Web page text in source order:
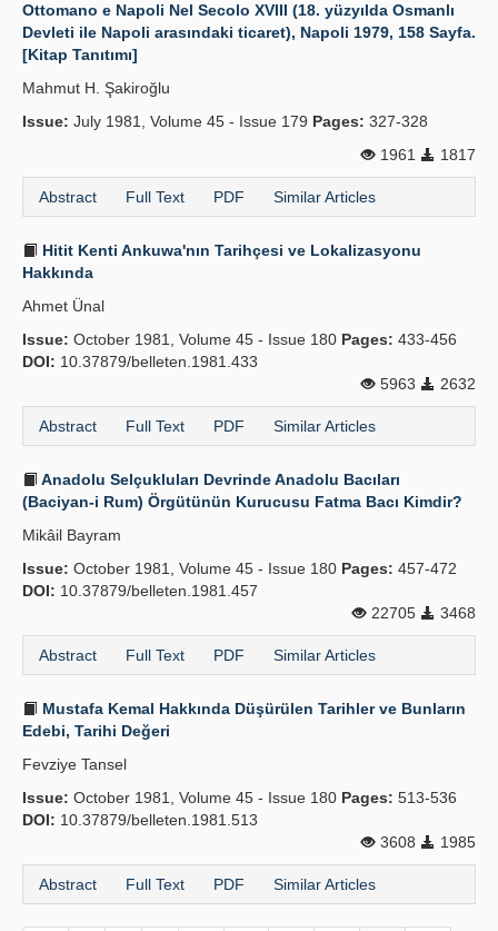
Ottomano e Napoli Nel Secolo XVIII (18. yüzyılda Osmanlı
Devleti ile Napoli arasındaki ticaret), Napoli 1979, 158 Sayfa.
[Kitap Tanıtımı]
Mahmut H. Şakiroğlu
Issue: July 1981, Volume 45 - Issue 179 Pages: 327-328
1961
1817
Abstract Full Text PDF Similar Articles
Hitit Kenti Ankuwa'nın Tarihçesi ve Lokalizasyonu
Hakkında
Ahmet Ünal
Issue: October 1981, Volume 45 - Issue 180 Pages: 433-456
DOI: 10.37879/belleten.1981.433
5963
2632
Abstract Full Text PDF Similar Articles
Anadolu Selçukluları Devrinde Anadolu Bacıları
(Baciyan-i Rum) Örgütünün Kurucusu Fatma Bacı Kimdir?
Mikâil Bayram
Issue: October 1981, Volume 45 - Issue 180 Pages: 457-472
DOI: 10.37879/belleten.1981.457
22705
3468
Abstract Full Text PDF Similar Articles
Mustafa Kemal Hakkında Düşürülen Tarihler ve Bunların
Edebi, Tarihi Değeri
Fevziye Tansel
Issue: October 1981, Volume 45 - Issue 180 Pages: 513-536
DOI: 10.37879/belleten.1981.513
3608
1985
Abstract Full Text PDF Similar Articles